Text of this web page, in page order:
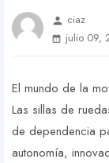
person ciaz
julio 09,
El mundo de la
Las sillas de
de dependencia
autonomía,